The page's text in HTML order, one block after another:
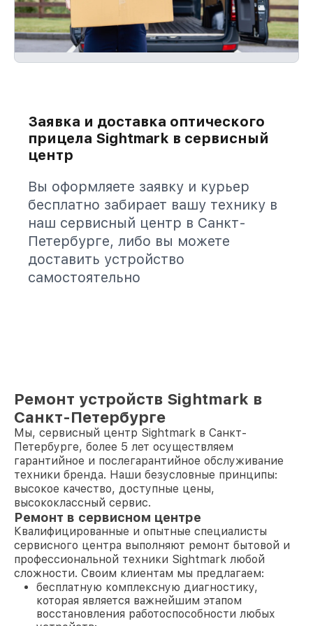
Заявка и доставка оптического
прицела Sightmark в сервисный
центр
Вы оформляете заявку и курьер
бесплатно забирает вашу технику в
наш сервисный центр в Санкт-
Петербурге, либо вы можете
доставить устройство
самостоятельно
Ремонт устройств Sightmark в
Санкт-Петербурге
Мы, сервисный центр Sightmark в Санкт-
Петербурге, более 5 лет осуществляем
гарантийное и послегарантийное обслуживание
техники бренда. Наши безусловные принципы:
высокое качество, доступные цены,
высококлассный сервис.
Ремонт в сервисном центре
Квалифицированные и опытные специалисты
сервисного центра выполняют ремонт бытовой и
профессиональной техники Sightmark любой
сложности. Своим клиентам мы предлагаем:
бесплатную комплексную диагностику,
которая является важнейшим этапом
восстановления работоспособности любых